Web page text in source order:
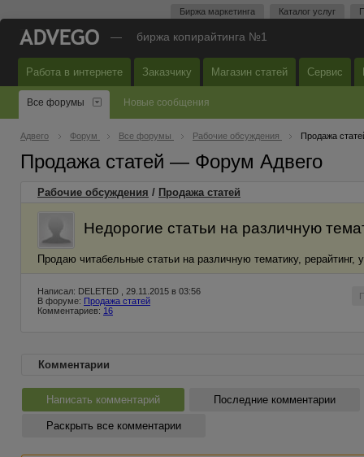
Биржа маркетинга Каталог услуг
— биржа копирайтинга №1
Работа в интернете Заказчику Магазин статей Сервис
Все форумы Новые сообщения
Адвего Форум Все форумы Рабочие обсуждения Продажа
Продажа статей — Форум Адвего
Рабочие обсуждения / Продажа статей
Недорогие статьи на различную
Продаю читабельные статьи на различную тематику, рерайтинг,
Написал: DELETED , 29.11.2015 в 03:56
В форуме: Продажа статей
Комментариев: 16
Комментарии
Написать комментарий Последние комментарии
Раскрыть все комментарии